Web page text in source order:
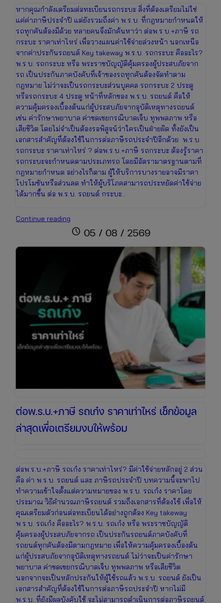
หากคุณกำลังเตรียมต่อทะเบียนรถกระบะ สิ่งที่ต้องเตรียมไม่ใช่
แค่ค่าภาษีประจำปี แต่ยังรวมถึงค่า พ.ร.บ. ที่กฎหมายกำหนดให้
รถทุกคันต้องมีด้วย หลายคนจึงมักค้นหาว่า ต่อพ.ร.บ.+ภาษี รถ
กระบะ ราคาเท่าไหร่ เพื่อวางแผนค่าใช้จ่ายล่วงหน้า นอกเหนือ
จากค่าประกันรถยนต์ Key takeway พ.ร.บ. รถกระบะ คืออะไร?
พ.ร.บ. รถกระบะ หรือ พระราชบัญญัติคุ้มครองผู้ประสบภัยจาก
รถ เป็นประกันภาคบังคับที่เจ้าของรถทุกคันต้องจัดทำตาม
กฎหมาย ไม่ว่าจะเป็นรถกระบะส่วนบุคคล รถกระบะ 2 ประตู
หรือรถกระบะ 4 ประตู หน้าที่หลักของ พ.ร.บ. รถยนต์ คือให้
ความคุ้มครองเบื้องต้นแก่ผู้ประสบภัยจากอุบัติเหตุทางรถยนต์
เช่น ค่ารักษาพยาบาล ค่าชดเชยกรณีบาดเจ็บ ทุพพลภาพ หรือ
เสียชีวิต โดยไม่จำเป็นต้องรอพิสูจน์ว่าใครเป็นฝ่ายผิด ทั้งยังเป็น
เอกสารสำคัญที่ต้องใช้ในการต่อภาษีรถประจำปีอีกด้วย พ.ร.บ.
รถกระบะ ราคาเท่าไหร่ ? ต่อพ.ร.บ.+ภาษี รถกระบะ ต้องรู้ราคา
รถกระบะจะกำหนดตามประเภทรถ โดยมีอัตรามาตรฐานตามที่
กฎหมายกำหนด อย่างไรก็ตาม ผู้ให้บริการบางรายอาจมีราคา
โปรโมชันหรือส่วนลด ทำให้ผู้บริโภคสามารถประหยัดค่าใช้จ่าย
ได้มากขึ้น ต่อ พ.ร.บ. รถยนต์ กระบะ…
Continue reading
รถ
ออนไลน์
ได้
ทันที
schedule 05 / 08 / 2569
ต่อพ.ร.บ.+ภาษี รถเก๋ง ราคาเท่าไหร่ เช็กข้อมูล
ล่าสุดเพื่อเตรียมงบให้พร้อม
ต่อพ.ร.บ.+ภาษี รถเก๋ง ราคาเท่าไหร่? มีค่าใช้จ่ายหลักอยู่ 2 ส่วน
คือ ค่า พ.ร.บ. รถยนต์ และ ภาษีรถประจำปี บทความนี้จะพาไป
ทำความเข้าใจตั้งแต่ความหมายของ พ.ร.บ. รถเก๋ง ราคาโดย
ประมาณ วิธีคำนวณภาษีรถยนต์ รวมถึงเอกสารที่ต้องใช้ เพื่อให้
คุณเตรียมตัวก่อนต่อทะเบียนได้อย่างถูกต้อง Key takeway
พ.ร.บ. รถเก๋ง คืออะไร? พ.ร.บ. รถเก๋ง หรือ พระราชบัญญัติ
คุ้มครองผู้ประสบภัยจากรถ เป็นประกันรถยนต์ภาคบังคับที่
รถยนต์ทุกคันต้องมีตามกฎหมาย เพื่อให้ความคุ้มครองเบื้องต้น
แก่ผู้ประสบภัยจากอุบัติเหตุทางรถยนต์ ไม่ว่าจะเป็นค่ารักษา
พยาบาล ค่าชดเชยกรณีบาดเจ็บ ทุพพลภาพ หรือเสียชีวิต
นอกจากจะเป็นหลักประกันให้ผู้ใช้รถแล้ว พ.ร.บ. รถยนต์ ยังเป็น
เอกสารสำคัญที่ต้องใช้ในการต่อภาษีรถประจำปี หากไม่มี
พ.ร.บ. ที่ยังมีผลบังคับใช้ จะไม่สามารถดำเนินการต่อภาษีรถยนต์